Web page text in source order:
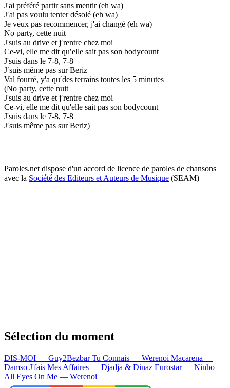
J'ai préféré partir sans mentir (eh wa)
J′ai pas voulu tenter désolé (eh wa)
Je veux pas recommencer, j'ai changé (eh wa)
No party, cette nuit
J'suis au drive et j′rentre chez moi
Ce-vi, elle me dit qu′elle sait pas son bodycount
J'suis dans le 7-8, 7-8
J′suis même pas sur Beriz
Val fourré, y'a qu′des terrains toutes les 5 minutes
(No party, cette nuit
J'suis au drive et j′rentre chez moi
Ce-vi, elle me dit qu'elle sait pas son bodycount
J'suis dans le 7-8, 7-8
J′suis même pas sur Beriz)
Paroles.net dispose d'un accord de licence de paroles de chansons
avec la Société des Editeurs et Auteurs de Musique (SEAM)
Sélection du moment
DIS-MOI — Guy2BezbarTu Connais — Werenoi Macarena —
Damso J'fais Mes Affaires — Djadja & Dinaz Eurostar — Ninho
All Eyes On Me — Werenoi